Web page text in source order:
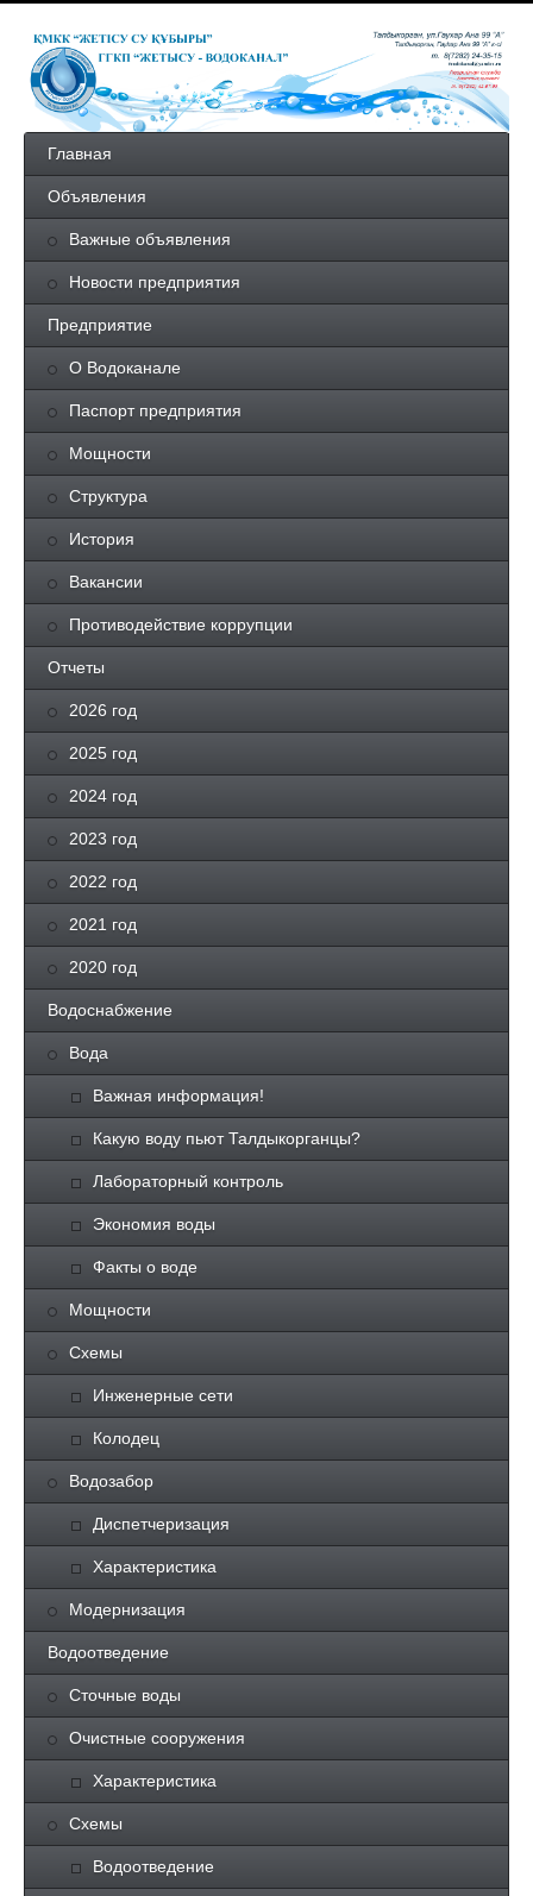
Главная
Объявления
Важные объявления
Новости предприятия
Предприятие
О Водоканале
Паспорт предприятия
Мощности
Структура
История
Вакансии
Противодействие коррупции
Отчеты
2026 год
2025 год
2024 год
2023 год
2022 год
2021 год
2020 год
Водоснабжение
Вода
Важная информация!
Какую воду пьют Талдыкорганцы?
Лабораторный контроль
Экономия воды
Факты о воде
Мощности
Схемы
Инженерные сети
Колодец
Водозабор
Диспетчеризация
Характеристика
Модернизация
Водоотведение
Сточные воды
Очистные сооружения
Характеристика
Схемы
Водоотведение